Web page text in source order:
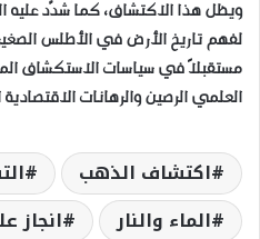
ويظل هذا الاكتشاف، كما شدّد عليه
لفهم تاريخ الأرض في الأطلس
مستقبلاً في سياسات الاستكشاف
العلمي الرصين والرهانات الاقتصادية
اكتشاف الذهب
الماء والنار
انجاز